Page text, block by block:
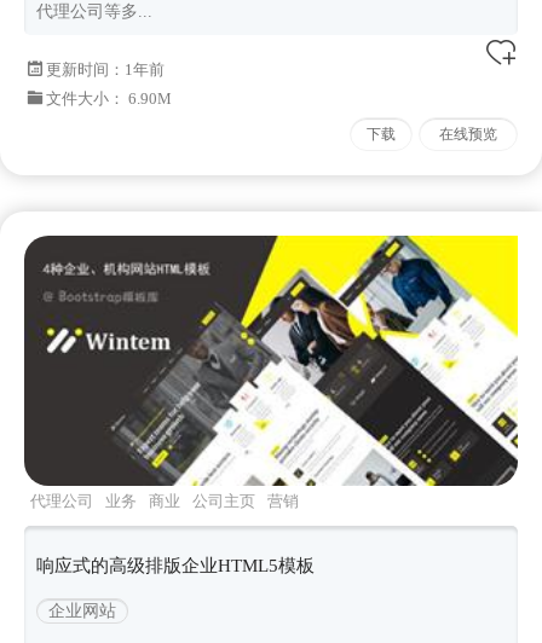
代理公司等多...
更新时间： 1年前
文件大小： 6.90M
下载 在线预览
代理公司 业务 商业 公司主页 营销
响应式的高级排版企业HTML5模板
企业网站